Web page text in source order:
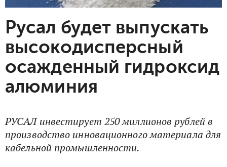
Русал будет выпускать
высокодисперсный
осажденный гидроксид
алюминия
РУСАЛ инвестирует 250 миллионов рублей в
производство инновационного материала для
кабельной промышленности.